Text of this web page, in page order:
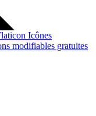
Icônes
modifiables gratuites